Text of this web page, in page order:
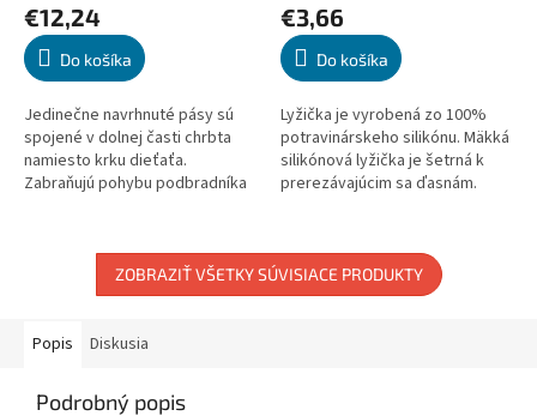
produktu
je
5,0
5
hviezdičiek.
€12,24
Do košíka
Jedinečne navrhnuté pásy sú
spojené v dolnej časti chrbta
namiesto krku dieťaťa.
Zabraňujú pohybu podbradníka
produktu
je
5,0
5
hviezdičiek.
€3,66
Do košíka
Lyžička je vyrobená zo 100%
potravinárskeho silikónu. Mäkká
silikónová lyžička je šetrná k
prerezávajúcim sa ďasnám.
ZOBRAZIŤ VŠETKY SÚVISIACE PRODUKTY
Popis Diskusia
Podrobný popis